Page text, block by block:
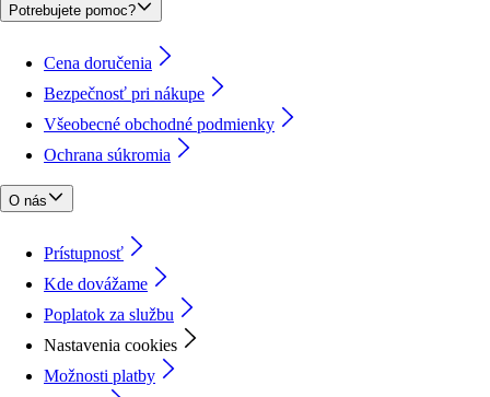
Potrebujete pomoc?
Cena doručenia
Bezpečnosť pri nákupe
Všeobecné obchodné podmienky
Ochrana súkromia
O nás
Prístupnosť
Kde dovážame
Poplatok za službu
Nastavenia cookies
Možnosti platby